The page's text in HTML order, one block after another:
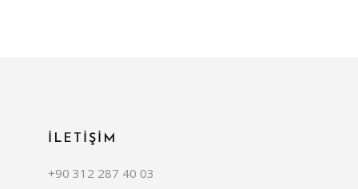
İLETİŞİM
+90 312 287 40 03